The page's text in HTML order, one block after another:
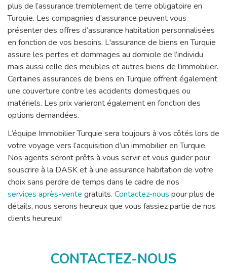
plus de l’assurance tremblement de terre obligatoire en
Turquie. Les compagnies d’assurance peuvent vous
présenter des offres d’assurance habitation personnalisées
en fonction de vos besoins. L'assurance de biens en Turquie
assure les pertes et dommages au domicile de l’individu
mais aussi celle des meubles et autres biens de l’immobilier.
Certaines assurances de biens en Turquie offrent également
une couverture contre les accidents domestiques ou
matériels. Les prix varieront également en fonction des
options demandées.
L’équipe Immobilier Turquie sera toujours à vos côtés lors de
votre voyage vers l’acquisition d’un immobilier en Turquie.
Nos agents seront prêts à vous servir et vous guider pour
souscrire à la DASK et à une assurance habitation de votre
choix sans perdre de temps dans le cadre de nos
services après-vente gratuits. Contactez-nous pour plus de
détails, nous serons heureux que vous fassiez partie de nos
clients heureux!
CONTACTEZ-NOUS